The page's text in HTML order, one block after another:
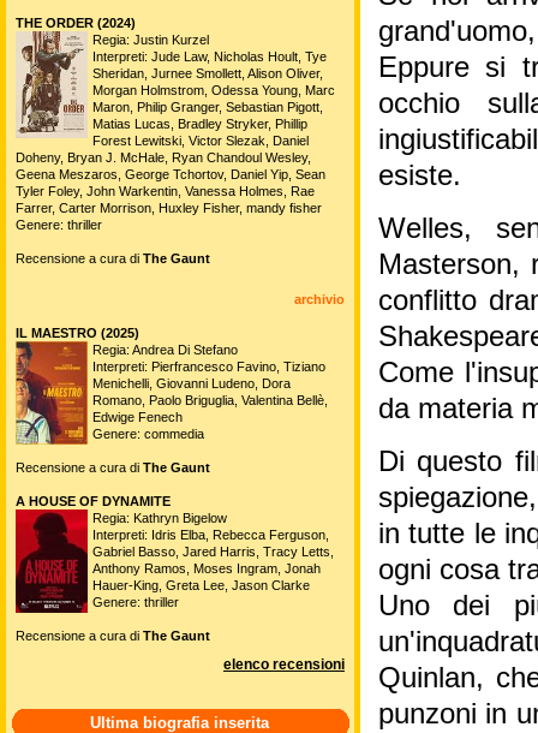
Eppure si
occhio
esiste.
Welles,
Masterson,
conflitto
Come
da materia
Di questo
in tutte le
ogni cosa
Uno dei
Quinlan,
punzoni in
THE ORDER (2024)
Regia: Justin Kurzel
Interpreti: Jude Law, Nicholas Hoult, Tye
Sheridan, Jurnee Smollett, Alison Oliver,
Morgan Holmstrom, Odessa Young, Marc
Maron, Philip Granger, Sebastian Pigott,
Matias Lucas, Bradley Stryker, Phillip
Forest Lewitski, Victor Slezak, Daniel
Doheny, Bryan J. McHale, Ryan Chandoul Wesley,
Geena Meszaros, George Tchortov, Daniel Yip, Sean
Tyler Foley, John Warkentin, Vanessa Holmes, Rae
Farrer, Carter Morrison, Huxley Fisher, mandy fisher
Genere: thriller
Recensione a cura di The Gaunt
archivio
IL MAESTRO (2025)
Regia: Andrea Di Stefano
Interpreti: Pierfrancesco Favino, Tiziano
Menichelli, Giovanni Ludeno, Dora
Romano, Paolo Briguglia, Valentina Bellè,
Edwige Fenech
Genere: commedia
Recensione a cura di The Gaunt
A HOUSE OF DYNAMITE
Regia: Kathryn Bigelow
Interpreti: Idris Elba, Rebecca Ferguson,
Gabriel Basso, Jared Harris, Tracy Letts,
Anthony Ramos, Moses Ingram, Jonah
Hauer-King, Greta Lee, Jason Clarke
Genere: thriller
Recensione a cura di The Gaunt
elenco recensioni
Ultima biografia inserita